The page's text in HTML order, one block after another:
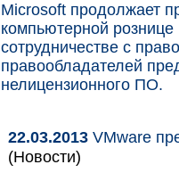
Microsoft продолжает
компьютерной
сотрудничестве с
правообладателей
нелицензионного ПО.
22.03.2013 VMware
(Новости)